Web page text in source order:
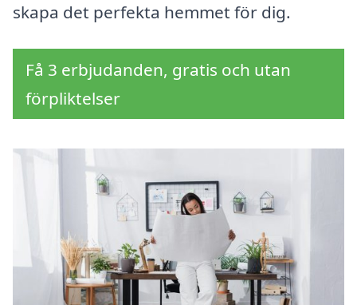
skapa det perfekta hemmet för dig.
Få 3 erbjudanden, gratis och utan
förpliktelser